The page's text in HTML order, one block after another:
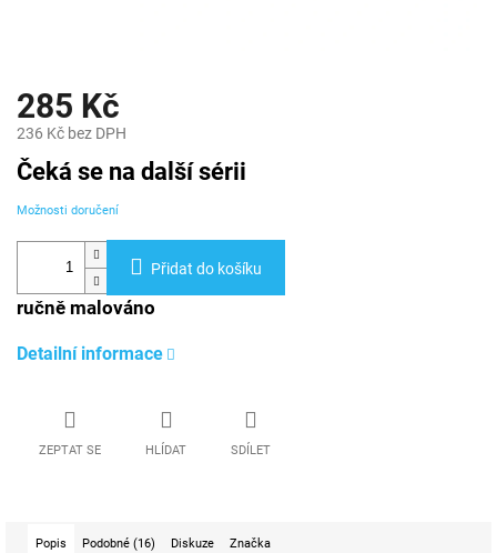
285 Kč
236 Kč bez DPH
Měrná
cena:
Čeká se na další sérii
Možnosti doručení
Přidat do košíku
ručně malováno
Detailní informace
ZEPTAT SE HLÍDAT SDÍLET
Popis Podobné (16) Diskuze Značka